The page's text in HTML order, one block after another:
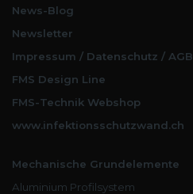
News-Blog
Newsletter
Impressum / Datenschutz / AGB
FMS Design Line
FMS-Technik Webshop
www.infektionsschutzwand.ch
Mechanische Grundelemente
Aluminium Profilsystem